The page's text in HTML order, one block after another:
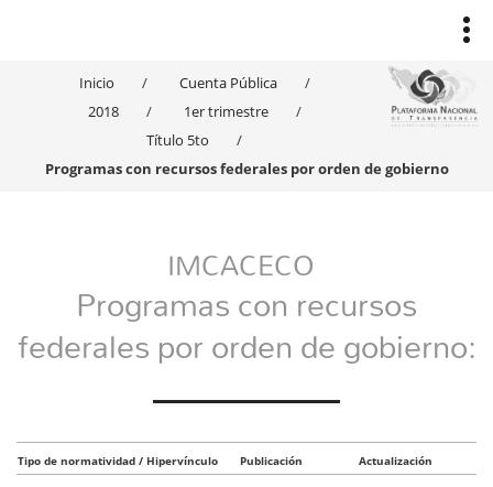
Inicio
Cuenta Pública
2018
1er trimestre
Título 5to
Programas con recursos federales por orden de gobierno
IMCACECO
Programas con recursos
federales por orden de gobierno:
Tipo de normatividad / Hipervínculo Publicación Actualización